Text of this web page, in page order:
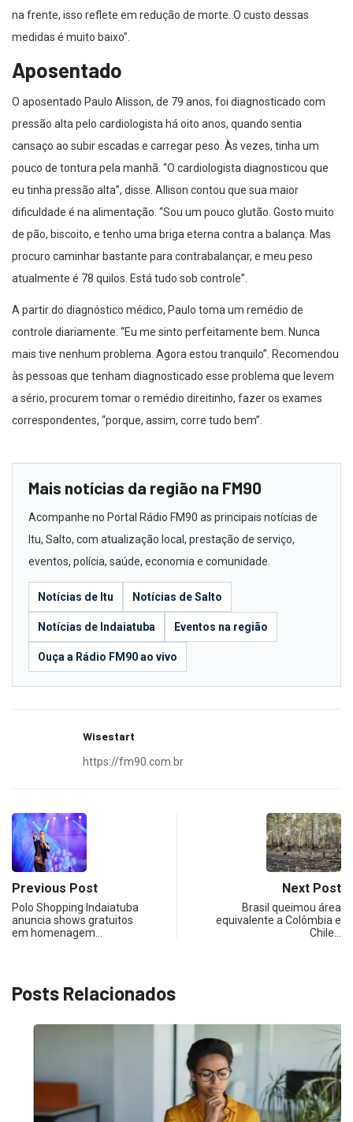
na frente, isso reflete em redução de morte. O custo dessas
medidas é muito baixo”.
Aposentado
O aposentado Paulo Alisson, de 79 anos, foi diagnosticado com
pressão alta pelo cardiologista há oito anos, quando sentia
cansaço ao subir escadas e carregar peso. Às vezes, tinha um
pouco de tontura pela manhã. “O cardiologista diagnosticou que
eu tinha pressão alta”, disse. Allison contou que sua maior
dificuldade é na alimentação. “Sou um pouco glutão. Gosto muito
de pão, biscoito, e tenho uma briga eterna contra a balança. Mas
procuro caminhar bastante para contrabalançar, e meu peso
atualmente é 78 quilos. Está tudo sob controle”.
A partir do diagnóstico médico, Paulo toma um remédio de
controle diariamente. “Eu me sinto perfeitamente bem. Nunca
mais tive nenhum problema. Agora estou tranquilo”. Recomendou
às pessoas que tenham diagnosticado esse problema que levem
a sério, procurem tomar o remédio direitinho, fazer os exames
correspondentes, “porque, assim, corre tudo bem”.
Mais notícias da região na FM90
Acompanhe no Portal Rádio FM90 as principais notícias de
Itu, Salto, com atualização local, prestação de serviço,
eventos, polícia, saúde, economia e comunidade.
Notícias de Itu Notícias de Salto
Notícias de Indaiatuba Eventos na região
Ouça a Rádio FM90 ao vivo
Wisestart
https://fm90.com.br
Previous Post
Polo Shopping Indaiatuba
anuncia shows gratuitos
em homenagem…
Next Post
Brasil queimou área
equivalente a Colômbia e
Chile…
Posts Relacionados